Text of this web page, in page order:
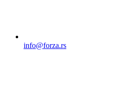
info@forza.rs